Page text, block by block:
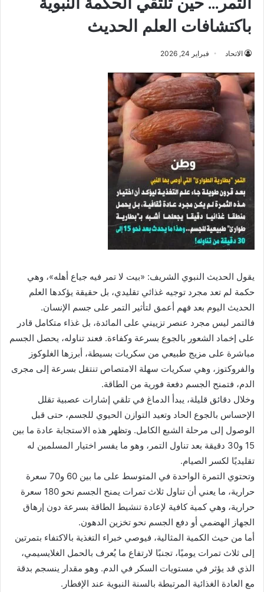
باكتشافات العلم الحديث
الاتحاد فبراير 24, 2026
يقول الحديث النبوي الشريف: «بيت لا تمر فيه جياع أهله»، وهي
حكمة لم تعد مجرد توجيه غذائي تقليدي، بل حقيقة يؤكدها العلم
الحديث اليوم بعد فهم أعمق لتأثير التمر على جسم الإنسان.
فالتمر ليس مجرد عنصر تزييني على المائدة، بل غذاء متكامل قادر
على إخماد الشعور بالجوع بسرعة وكفاءة. فعند تناوله، يحصل الجسم
مباشرة على مزيج طبيعي من سكريات بسيطة، أبرزها الغلوكوز
والفروكتوز، وهي سكريات سهلة الامتصاص تنتقل بسرعة إلى مجرى
الدم، فتمنح الجسم دفعة فورية من الطاقة.
وخلال دقائق قليلة، يبدأ الدماغ في تلقي إشارات عصبية تقلل
الإحساس بالجوع الحاد وتعيد التوازن الحيوي للجسم، حتى قبل
الوصول إلى مرحلة الشبع الكامل. وتظهر هذه الاستجابة عادة ما بين
15 و30 دقيقة بعد تناول التمر، وهو ما يفسر اختيار المسلمين له
تقليديًا لكسر الصيام.
وتحتوي التمرة الواحدة في المتوسط على ما بين 60 و70 سعرة
حرارية، ما يعني أن تناول ثلاث تمرات يمنح الجسم نحو 180 سعرة
حرارية، وهي كمية كافية لإعادة تنشيط الطاقة بسرعة دون إرهاق
الجهاز الهضمي أو دفع الجسم نحو تخزين الدهون.
أما من حيث الكمية المثالية، فيوصي خبراء التغذية بالاكتفاء بتمرتين
إلى ثلاث تمرات يوميًا، تجنبًا لارتفاع ما يُعرف بالحمل الغلايسيمي،
الذي قد يؤثر في مستويات السكر في الدم. وهو مقدار ينسجم بدقة
مع العادة الغذائية المرتبطة بالسنة النبوية عند الإفطار.